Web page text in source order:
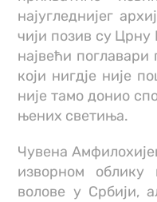
најугледнијег
чији позив су Црну
највећи
који нигдје није
није тамо донио
њених светиња.
Чувена
изворном
волове у Србији,